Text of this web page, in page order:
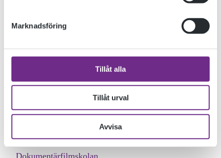
Marknadsföring
Tillåt alla
Tillåt urval
Avvisa
Kalmar. Tillsammans med kursen ”Musik på scen” från
Högalids Folkhögskola ges åtta föreställningar med julen
år är det tionde året som samarbetet mellan de bägge
Designskolan
Dokumentärfilmskolan